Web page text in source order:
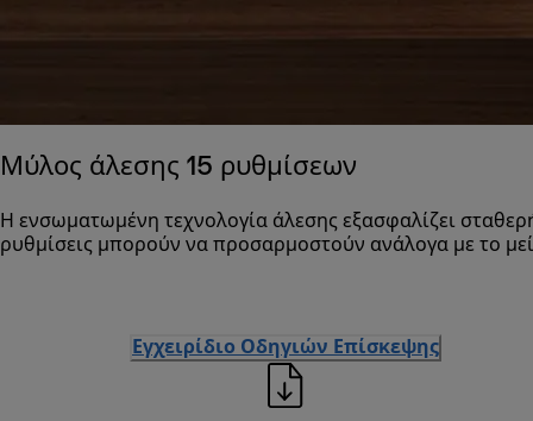
Μύλος άλεσης 15 ρυθμίσεων
Η ενσωματωμένη τεχνολογία άλεσης εξασφαλίζει
ρυθμίσεις μπορούν να προσαρμοστούν ανάλογα με το
Εγχειρίδιο Οδηγιών Επίσκεψης